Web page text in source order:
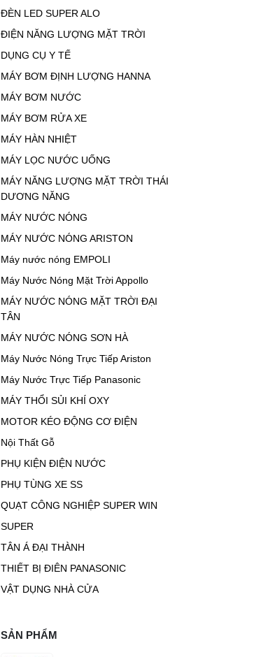
ĐÈN LED SUPER ALO
ĐIỆN NĂNG LƯỢNG MẶT TRỜI
DỤNG CỤ Y TẾ
MÁY BƠM ĐỊNH LƯỢNG HANNA
MÁY BƠM NƯỚC
MÁY BƠM RỬA XE
MÁY HÀN NHIỆT
MÁY LỌC NƯỚC UỐNG
MÁY NĂNG LƯỢNG MẶT TRỜI THÁI
DƯƠNG NĂNG
MÁY NƯỚC NÓNG
MÁY NƯỚC NÓNG ARISTON
Máy nước nóng EMPOLI
Máy Nước Nóng Mặt Trời Appollo
MÁY NƯỚC NÓNG MẶT TRỜI ĐẠI
TÂN
MÁY NƯỚC NÓNG SƠN HÀ
Máy Nước Nóng Trực Tiếp Ariston
Máy Nước Trực Tiếp Panasonic
MÁY THỔI SỦI KHÍ OXY
MOTOR KÉO ĐỘNG CƠ ĐIỆN
Nội Thất Gỗ
PHỤ KIỆN ĐIỆN NƯỚC
PHỤ TÙNG XE SS
QUẠT CÔNG NGHIỆP SUPER WIN
SUPER
TÂN Á ĐẠI THÀNH
THIẾT BỊ ĐIÊN PANASONIC
VẬT DỤNG NHÀ CỬA
SẢN PHẨM